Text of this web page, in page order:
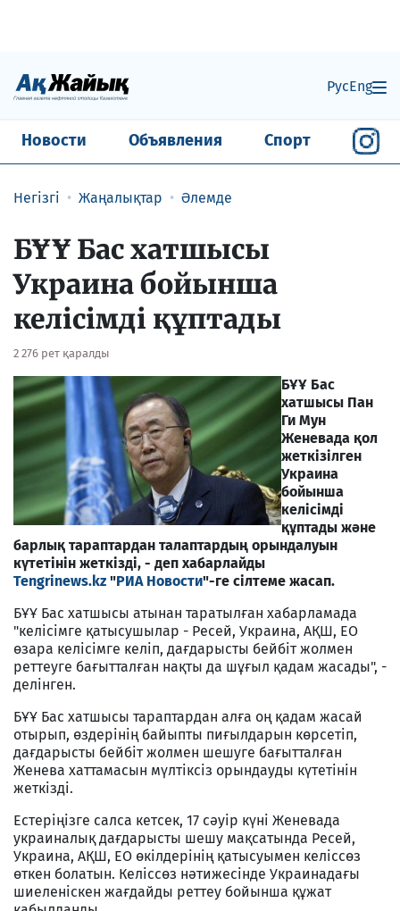
РусEng
Новости Объявления Спорт
Негізгі Жаңалықтар Әлемде
БҰҰ Бас хатшысы
Украина бойынша
келісімді құптады
2 276 рет қаралды
БҰҰ Бас
хатшысы Пан
Ги Мун
Женевада қол
жеткізілген
Украина
бойынша
келісімді
құптады және
барлық тараптардан талаптардың орындалуын
күтетінін жеткізді, - деп хабарлайды
Tengrinews.kz "РИА Новости"-ге сілтеме жасап.
БҰҰ Бас хатшысы атынан таратылған хабарламада
"келісімге қатысушылар - Ресей, Украина, АҚШ, ЕО
өзара келісімге келіп, дағдарысты бейбіт жолмен
реттеуге бағытталған нақты да шұғыл қадам жасады", -
делінген.
БҰҰ Бас хатшысы тараптардан алға оң қадам жасай
отырып, өздерінің байыпты пиғылдарын көрсетіп,
дағдарысты бейбіт жолмен шешуге бағытталған
Женева хаттамасын мүлтіксіз орындауды күтетінін
жеткізді.
Естеріңізге салса кетсек, 17 сәуір күні Женевада
украиналық дағдарысты шешу мақсатында Ресей,
Украина, АҚШ, ЕО өкілдерінің қатысуымен келіссөз
өткен болатын. Келіссөз нәтижесінде Украинадағы
шиеленіскен жағдайды реттеу бойынша құжат